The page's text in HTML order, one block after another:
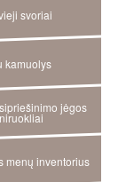
svoriai
kamuolys
jėgos
menų inventorius